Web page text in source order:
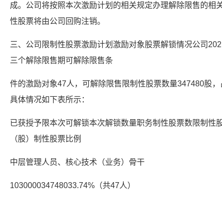
成。公司将按照本次激励计划的相关规定办理解除限售的相
性股票将由公司回购注销。
三、公司限制性股票激励计划激励对象股票解锁情况公司
三个解除限售期可解除限售条
件的激励对象47人，可解除限售限制性股票数量347480股
具体情况如下表所示：
已获授予限本次可解锁本次解锁数量职务制性股票数限制性
（股）制性股票比例
中层管理人员、核心技术（业务）骨干
103000034748033.74%（共47人）